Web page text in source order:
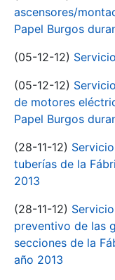
ascensores/
Papel Burgos
(05-12-12)
(05-12-12)
de motores
Papel Burgos
(28-11-12)
tuberías de la
2013
(28-11-12)
preventivo de las
secciones de la
año 2013